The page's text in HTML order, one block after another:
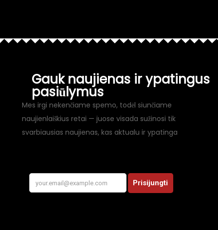
Gauk naujienas ir ypatingus
pasiūlymus
Mes irgi nekenčiame spemo, todėl siunčiame
naujienlaiškius retai — juose visada sužinosi tik
svarbiausias naujienas, kas aktualu ir ypatinga